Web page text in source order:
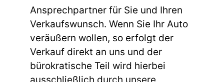
Ansprechpartner für Sie und Ihren
Verkaufswunsch. Wenn Sie Ihr Auto
veräußern wollen, so erfolgt der
Verkauf direkt an uns und der
bürokratische Teil wird hierbei
ausschließlich durch unsere